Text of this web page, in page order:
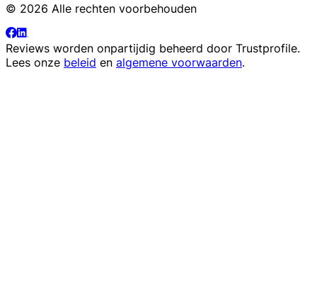
© 2026 Alle rechten voorbehouden
Reviews worden onpartijdig beheerd door Trustprofile.
Lees onze beleid en algemene voorwaarden.